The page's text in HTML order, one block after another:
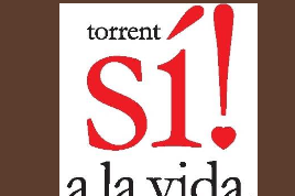
CINEFÓRUM:
UNA
REFLEXIÓN
SOBRE
EL
ABORTO
EN
EE.UU.